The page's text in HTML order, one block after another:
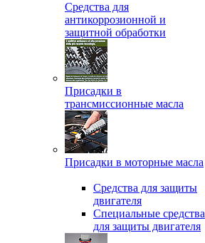
Средства для
антикоррозионной и
защитной обработки
Присадки в
трансмиссионные масла
Присадки в моторные масла
Средства для защиты
двигателя
Специальныe средства
для защиты двигателя